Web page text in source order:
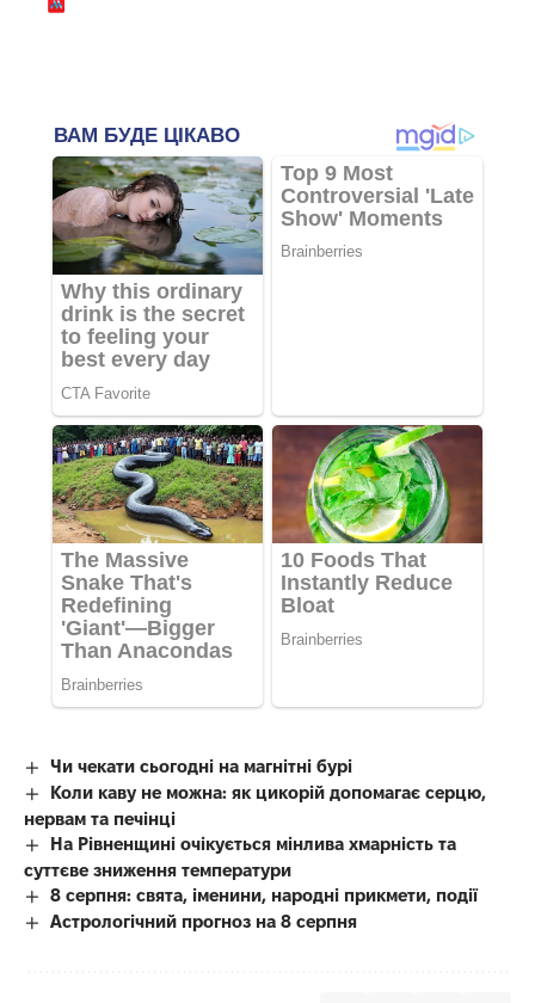
Чи чекати сьогодні на магнітні бурі
Коли каву не можна: як цикорій допомагає серцю,
нервам та печінці
На Рівненщині очікується мінлива хмарність та
суттєве зниження температури
8 серпня: свята, іменини, народні прикмети, події
Астрологічний прогноз на 8 серпня